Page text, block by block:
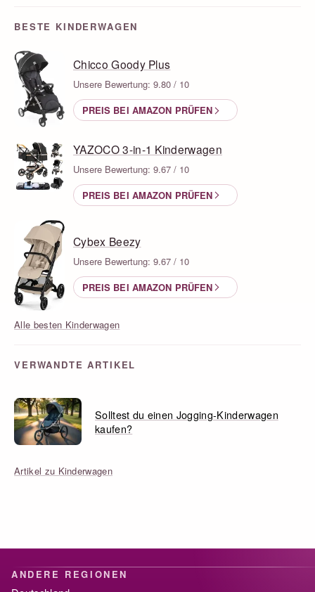
BESTE KINDERWAGEN
Chicco Goody Plus
Unsere Bewertung: 9.80 / 10
PREIS BEI AMAZON PRÜFEN
YAZOCO 3-in-1 Kinderwagen
Unsere Bewertung: 9.67 / 10
PREIS BEI AMAZON PRÜFEN
Cybex Beezy
Unsere Bewertung: 9.67 / 10
PREIS BEI AMAZON PRÜFEN
Alle besten Kinderwagen
VERWANDTE ARTIKEL
Solltest du einen Jogging-Kinderwagen
kaufen?
Artikel zu Kinderwagen
ANDERE REGIONEN